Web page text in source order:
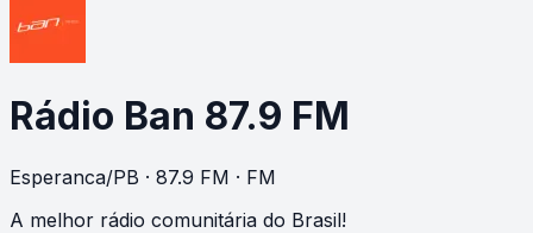
Rádio Ban 87.9 FM
Esperanca/PB · 87.9 FM · FM
A melhor rádio comunitária do Brasil!